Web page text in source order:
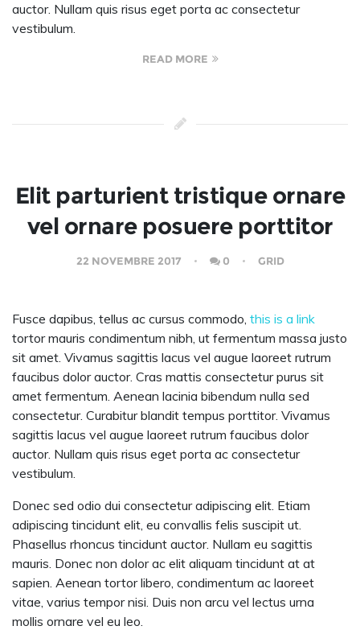
auctor. Nullam quis risus eget porta ac consectetur
vestibulum.
READ MORE
Elit parturient tristique ornare
vel ornare posuere porttitor
22 NOVEMBRE 2017 0 GRID
Fusce dapibus, tellus ac cursus commodo, this is a link
tortor mauris condimentum nibh, ut fermentum massa justo
sit amet. Vivamus sagittis lacus vel augue laoreet rutrum
faucibus dolor auctor. Cras mattis consectetur purus sit
amet fermentum. Aenean lacinia bibendum nulla sed
consectetur. Curabitur blandit tempus porttitor. Vivamus
sagittis lacus vel augue laoreet rutrum faucibus dolor
auctor. Nullam quis risus eget porta ac consectetur
vestibulum.
Donec sed odio dui consectetur adipiscing elit. Etiam
adipiscing tincidunt elit, eu convallis felis suscipit ut.
Phasellus rhoncus tincidunt auctor. Nullam eu sagittis
mauris. Donec non dolor ac elit aliquam tincidunt at at
sapien. Aenean tortor libero, condimentum ac laoreet
vitae, varius tempor nisi. Duis non arcu vel lectus urna
mollis ornare vel eu leo.